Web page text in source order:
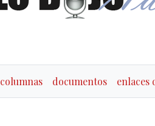
columnas documentos enlaces